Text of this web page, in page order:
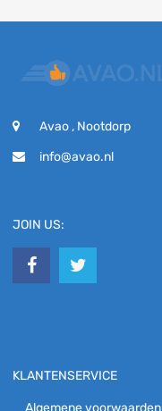
Avao , Nootdorp
info@avao.nl
JOIN US:
KLANTENSERVICE